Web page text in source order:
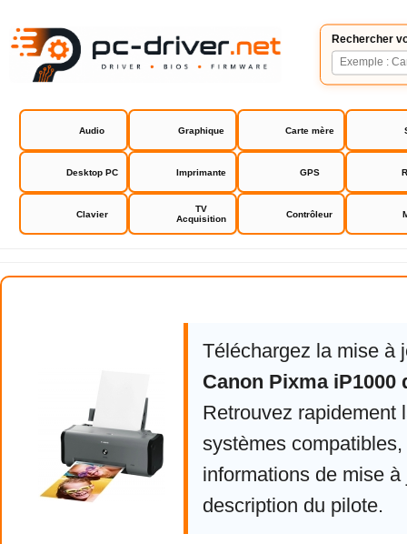
Rechercher
Audio Graphique Carte mère
Desktop PC Imprimante GPS
Clavier
TV
Acquisition
Contrôleur
Canon Pixma iP1000 drivers
Téléchargez la mise à
Canon Pixma iP1000
Retrouvez rapidement
systèmes compatibles,
informations de mise à
description du pilote.